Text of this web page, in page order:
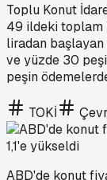
Toplu Konut
49 ildeki toplam
liradan başlayan
ve yüzde 30
peşin
TOKİ
ABD'de konut